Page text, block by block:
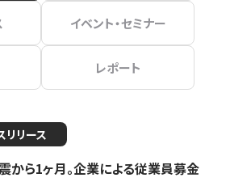
イベント・セミナー
レポート
リリース
から1ヶ月。企業による従業員募金